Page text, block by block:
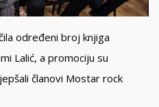
određeni broj knjiga
Lalić, a promociju su
članovi Mostar rock